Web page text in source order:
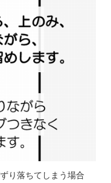
り落ちてしまう場合